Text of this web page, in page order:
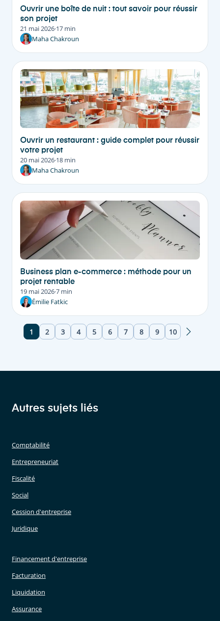
Ouvrir une boîte de nuit : tout savoir pour réussir
son projet
21 mai 2026·17 min
Maha Chakroun
Ouvrir un restaurant : guide complet pour réussir
votre projet
20 mai 2026·18 min
Maha Chakroun
Business plan e-commerce : méthode pour un
projet rentable
19 mai 2026·7 min
Émilie Fatkic
1 2 3 4 5 6 7 8 9 10
Autres sujets liés
Comptabilité
Entrepreneuriat
Fiscalité
Social
Cession d'entreprise
Juridique
Financement d'entreprise
Facturation
Liquidation
Assurance